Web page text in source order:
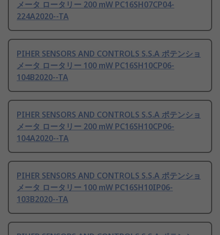
メータ ロータリー 200 mW PC16SH07CP04-
224A2020--TA
PIHER SENSORS AND CONTROLS S.S.A ポテンショ
メータ ロータリー 100 mW PC16SH10CP06-
104B2020--TA
PIHER SENSORS AND CONTROLS S.S.A ポテンショ
メータ ロータリー 200 mW PC16SH10CP06-
104A2020--TA
PIHER SENSORS AND CONTROLS S.S.A ポテンショ
メータ ロータリー 100 mW PC16SH10IP06-
103B2020--TA